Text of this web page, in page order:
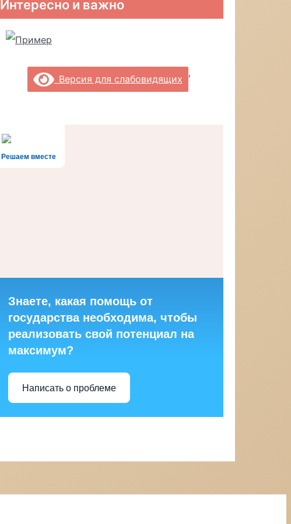
Интересно и важно
Версия для слабовидящих '
Решаем вместе
Знаете, какая помощь от
государства необходима, чтобы
реализовать свой потенциал на
максимум?
Написать о проблеме